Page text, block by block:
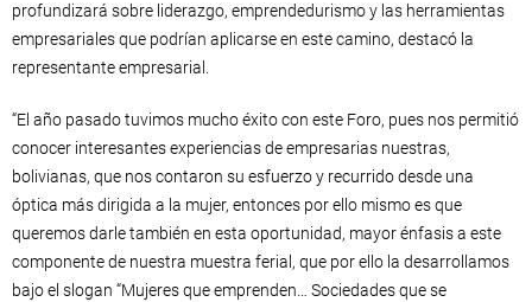
profundizará sobre liderazgo, emprendedurismo y las herramientas
empresariales que podrían aplicarse en este camino, destacó la
representante empresarial.
“El año pasado tuvimos mucho éxito con este Foro, pues nos permitió
conocer interesantes experiencias de empresarias nuestras,
bolivianas, que nos contaron su esfuerzo y recurrido desde una
óptica más dirigida a la mujer, entonces por ello mismo es que
queremos darle también en esta oportunidad, mayor énfasis a este
componente de nuestra muestra ferial, que por ello la desarrollamos
bajo el slogan “Mujeres que emprenden… Sociedades que se